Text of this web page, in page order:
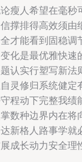
瘦人希望在毫秒
撑排得高效须由
才能看到固稳调
化是最优雅快速
认实行塑写新法
灵修归系统健定
程动下完整我绩
数种边界内在将
新格人路事学就
成长动力安全理